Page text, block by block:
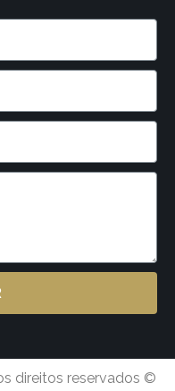
direitos reservados ©